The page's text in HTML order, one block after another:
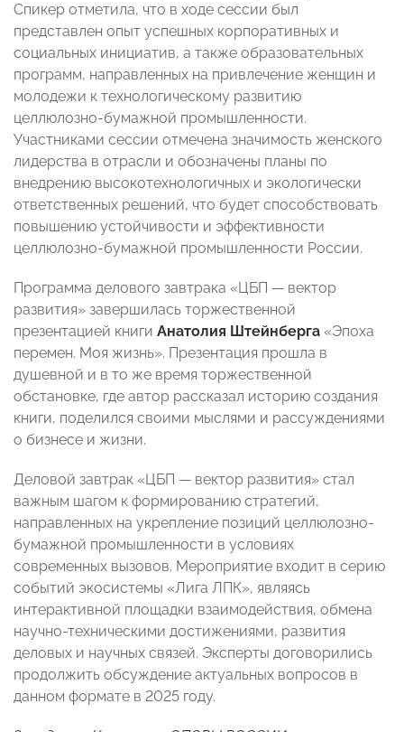
Спикер отметила, что в ходе сессии был
представлен опыт успешных корпоративных и
социальных инициатив, а также образовательных
программ, направленных на привлечение женщин и
молодежи к технологическому развитию
целлюлозно-бумажной промышленности.
Участниками сессии отмечена значимость женского
лидерства в отрасли и обозначены планы по
внедрению высокотехнологичных и экологически
ответственных решений, что будет способствовать
повышению устойчивости и эффективности
целлюлозно-бумажной промышленности России.
Программа делового завтрака «ЦБП — вектор
развития» завершилась торжественной
презентацией книги Анатолия Штейнберга «Эпоха
перемен. Моя жизнь». Презентация прошла в
душевной и в то же время торжественной
обстановке, где автор рассказал историю создания
книги, поделился своими мыслями и рассуждениями
о бизнесе и жизни.
Деловой завтрак «ЦБП — вектор развития» стал
важным шагом к формированию стратегий,
направленных на укрепление позиций целлюлозно-
бумажной промышленности в условиях
современных вызовов. Мероприятие входит в серию
событий экосистемы «Лига ЛПК», являясь
интерактивной площадки взаимодействия, обмена
научно-техническими достижениями, развития
деловых и научных связей. Эксперты договорились
продолжить обсуждение актуальных вопросов в
данном формате в 2025 году.